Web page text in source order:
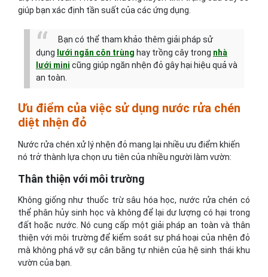
giúp bạn xác định tần suất của các ứng dụng.
Bạn có thể tham khảo thêm giải pháp sử
dụng lưới ngăn côn trùng hay trồng cây trong nhà
lưới mini cũng giúp ngăn nhện đỏ gây hại hiệu quả và
an toàn.
Ưu điểm của việc sử dụng nước rửa chén
diệt nhện đỏ
Nước rửa chén xử lý nhện đỏ mang lại nhiều ưu điểm khiến
nó trở thành lựa chọn ưu tiên của nhiều người làm vườn:
Thân thiện với môi trường
Không giống như thuốc trừ sâu hóa học, nước rửa chén có
thể phân hủy sinh học và không để lại dư lượng có hại trong
đất hoặc nước. Nó cung cấp một giải pháp an toàn và thân
thiện với môi trường để kiểm soát sự phá hoại của nhện đỏ
mà không phá vỡ sự cân bằng tự nhiên của hệ sinh thái khu
vườn của bạn.